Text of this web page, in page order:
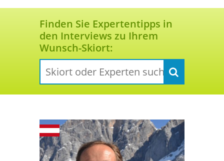
Finden Sie Expertentipps in
den Interviews zu Ihrem
Wunsch-Skiort: